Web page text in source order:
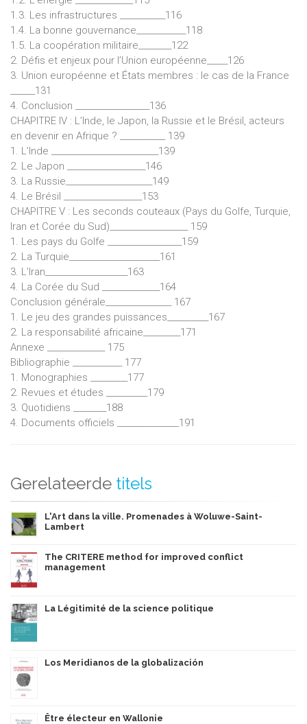
1.3. Les infrastructures ___________116
1.4. La bonne gouvernance____________118
1.5. La coopération militaire________122
2. Défis et enjeux pour l’Union européenne_____126
3. Union européenne et États membres : le cas de la France
______131
4. Conclusion __________________136
CHAPITRE IV : L’Inde, le Japon, la Russie et le Brésil, acteurs
en devenir en Afrique ? ___________ 139
1. L’Inde __________________________139
2. Le Japon ___________________146
3. La Russie_____________________149
4. Le Brésil ___________________153
CHAPITRE V : Les seconds couteaux (Pays du Golfe, Turquie,
Iran et Corée du Sud)___________________ 159
1. Les pays du Golfe __________________159
2. La Turquie______________________161
3. L’Iran____________________163
4. La Corée du Sud ______________164
Conclusion générale________________ 167
1. Le jeu des grandes puissances__________167
2. La responsabilité africaine_________171
Annexe ______________ 175
Bibliographie ____________ 177
1. Monographies _________177
2. Revues et études __________179
3. Quotidiens ________188
4. Documents officiels _______________191
Gerelateerde titels
L'Art dans la ville. Promenades à Woluwe-Saint-
Lambert
The CRITERE method for improved conflict
management
La Légitimité de la science politique
Los Meridianos de la globalización
Être électeur en Wallonie